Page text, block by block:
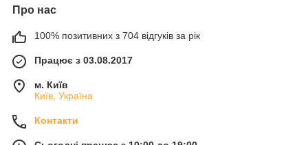
Про нас
100% позитивних з 704 відгуків за рік
Працює з 03.08.2017
м. Київ
Київ, Україна
Контакти